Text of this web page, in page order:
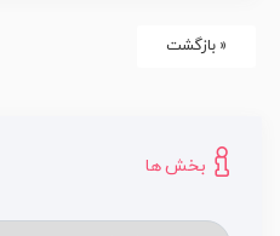
« بازگشت
بخش ها